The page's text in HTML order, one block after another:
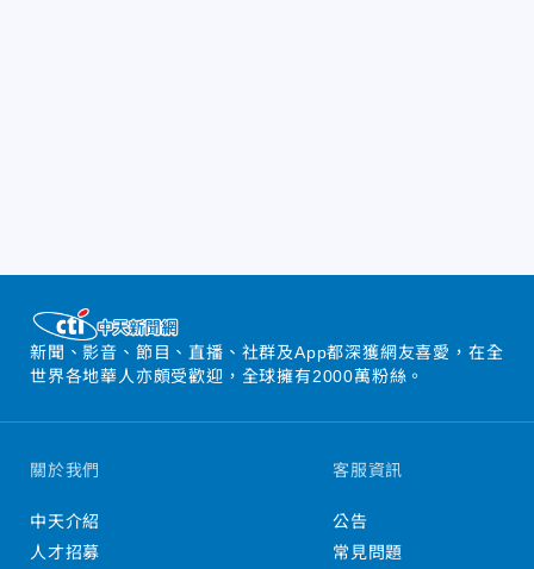
新聞、影音、節目、直播、社群及App都深獲網友喜愛，在全
世界各地華人亦頗受歡迎，全球擁有2000萬粉絲。
關於我們
中天介紹
人才招募
客服資訊
公告
常見問題